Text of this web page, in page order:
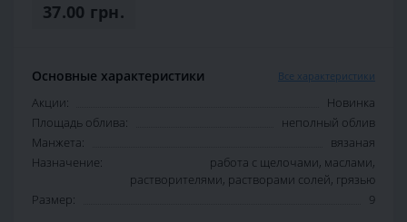
37.00 грн.
Основные характеристики Все характеристики
Акции:
Новинка
Площадь облива:
неполный облив
Манжета:
вязаная
Назначение:
работа с щелочами, маслами,
растворителями, растворами солей, грязью
Размер:
9